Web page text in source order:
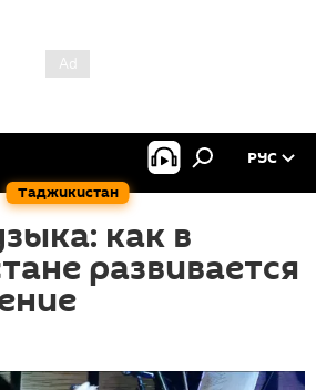
Таджикистан
РУС
как в
развивается